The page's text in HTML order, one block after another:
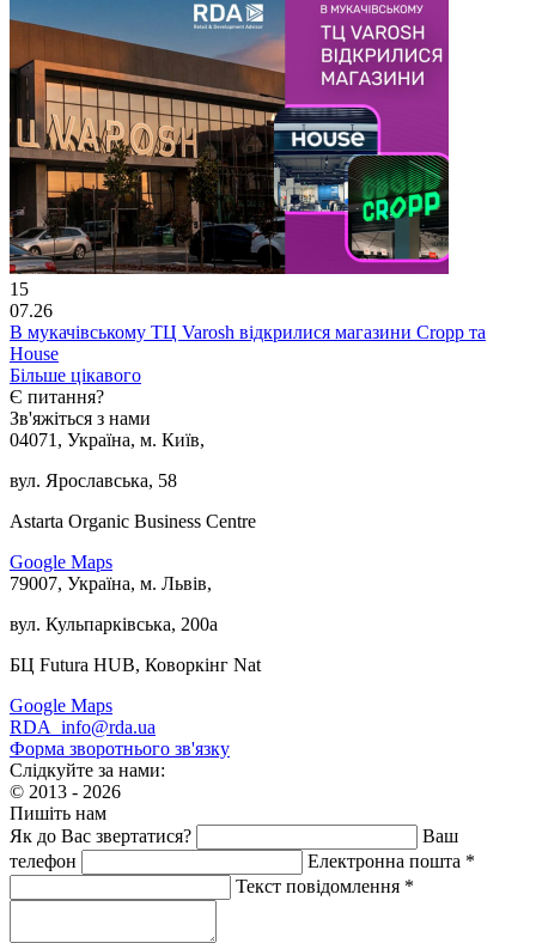
15
07.26
В мукачівському ТЦ Varosh відкрилися магазини Cropp та
House
Більше цікавого
Є питання?
Зв'яжіться з нами
04071, Україна, м. Київ,
вул. Ярославська, 58
Astarta Organic Business Centre
Google Maps
79007, Україна, м. Львів,
вул. Кульпарківська, 200а
БЦ Futura HUB, Коворкінг Nat
Google Maps
RDA_info@rda.ua
Форма зворотнього зв'язку
Слідкуйте за нами:
© 2013 - 2026
Пишіть нам
Як до Вас звертатися?
Ваш
телефон
Електронна пошта *
Текст повідомлення *